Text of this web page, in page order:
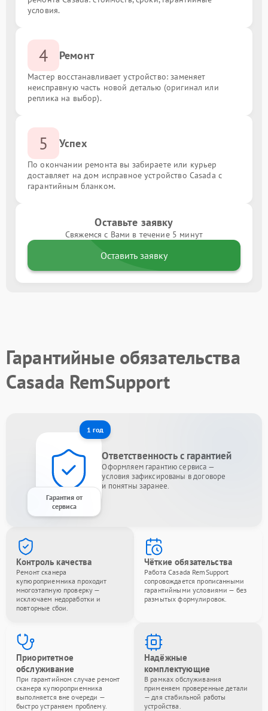
условия.
4 Ремонт
Мастер восстанавливает устройство: заменяет
неисправную часть новой деталью (оригинал или
реплика на выбор).
5 Успех
По окончании ремонта вы забираете или курьер
доставляет на дом исправное устройство Casada с
гарантийным бланком.
Оставьте заявку
Свяжемся с Вами в течение 5 минут
Оставить заявку
Гарантийные обязательства
Casada RemSupport
1 год
Гарантия от
сервиса
Ответственность с гарантией
Оформляем гарантию сервиса —
условия зафиксированы в договоре
и понятны заранее.
Контроль качества
Ремонт сканера
купюроприемника проходит
многоэтапную проверку —
исключаем недоработки и
повторные сбои.
Чёткие обязательства
Работа Casada RemSupport
сопровождается прописанными
гарантийными условиями — без
размытых формулировок.
Приоритетное
обслуживание
При гарантийном случае ремонт
сканера купюроприемника
выполняется вне очереди —
быстро устраняем проблему.
Надёжные
комплектующие
В рамках обслуживания
применяем проверенные детали
— для стабильной работы
устройства.